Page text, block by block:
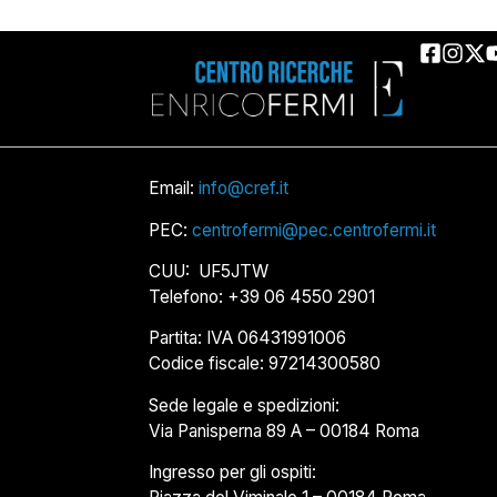
Email:info@cref.it
PEC:centrofermi@pec.centrofermi.it
CUU: UF5JTW
Telefono: +39 06 4550 2901
Partita: IVA 06431991006
Codice fiscale: 97214300580
Sede legale e spedizioni:
Via Panisperna 89 A – 00184 Roma
Ingresso per gli ospiti: